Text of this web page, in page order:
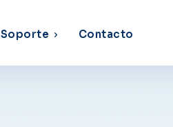
Soporte Contacto